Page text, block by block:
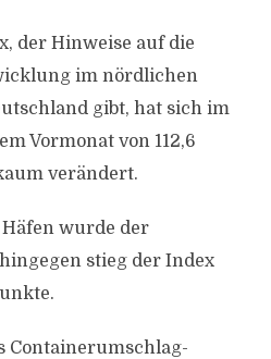
der Hinweise auf die
im nördlichen
gibt, hat sich im
Vormonat von 112,6
verändert.
wurde der
stieg der Index
Containerumschlag-